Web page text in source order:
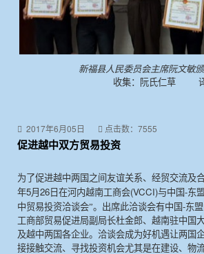
新福县人民委员会主席阮文敏
收集：阮氏仁草
2017年6月05日 点击数：7555
促进越中双方贸易投资
为了促进越中两国之间友谊关系、经贸交流及
年5月 26 日在河内越南工商会(VCCI)与中国-东
中贸易投资洽谈会”。出席此洽谈会有中国-东
工商部贸易促进局副局长杜金郎、越南驻中国
及越中两国各企业。洽谈会成为好机遇让两国
接接触交流、寻找投资机会尤其是在建设、物